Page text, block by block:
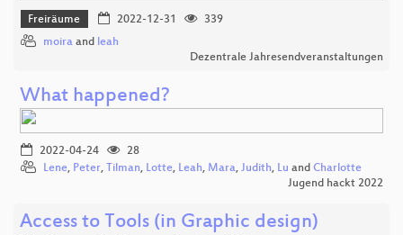
Freiräume 2022-12-31
339
moira and leah
Dezentrale Jahresendveranstaltungen
What happened?
2022-04-24
28
Lene, Peter, Tilman, Lotte, Leah, Mara, Judith, Lu and Charlotte
Jugend hackt 2022
Access to Tools (in Graphic design)